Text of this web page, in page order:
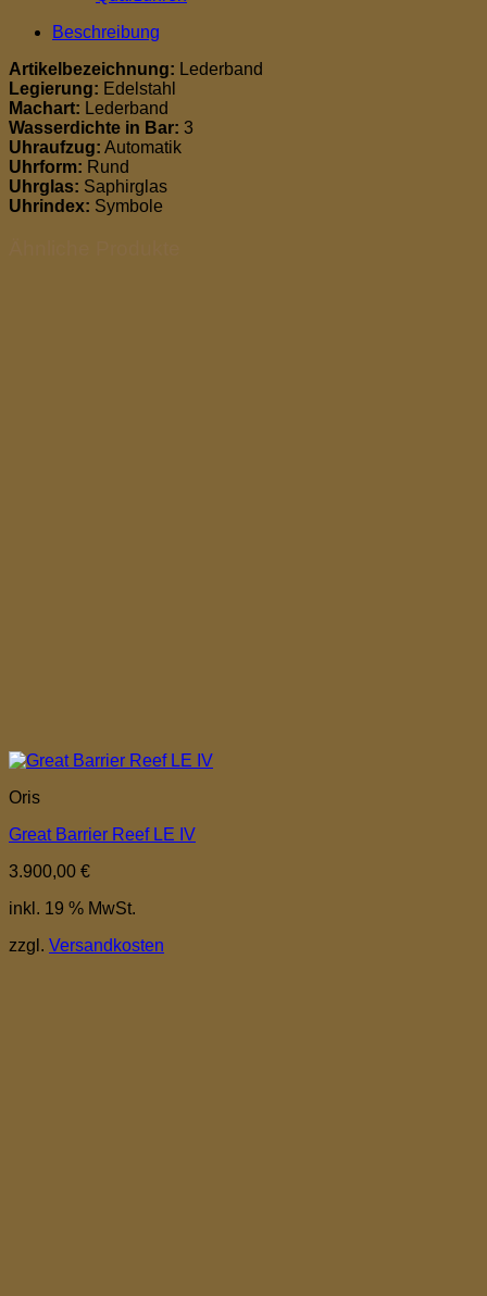
Beschreibung
Artikelbezeichnung: Lederband
Legierung: Edelstahl
Machart: Lederband
Wasserdichte in Bar: 3
Uhraufzug: Automatik
Uhrform: Rund
Uhrglas: Saphirglas
Uhrindex: Symbole
Oris
Great Barrier Reef LE IV
3.900,00 €
inkl. 19 % MwSt.
zzgl. Versandkosten